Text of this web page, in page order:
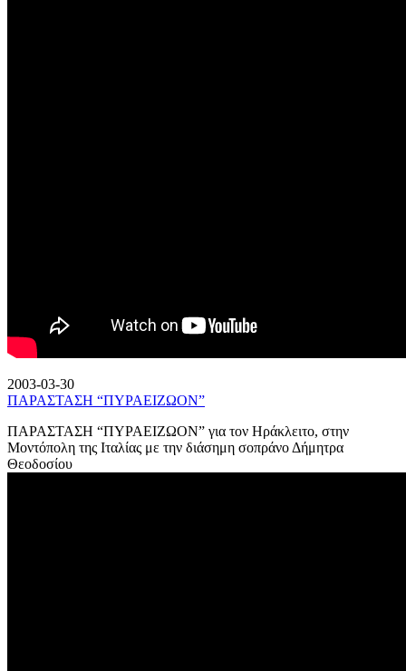
2003-03-30
ΠΑΡΑΣΤΑΣΗ “ΠΥΡΑΕΙΖΩΟΝ”
ΠΑΡΑΣΤΑΣΗ “ΠΥΡΑΕΙΖΩΟΝ” για τον Ηράκλειτο, στην
Μοντόπολη της Ιταλίας με την διάσημη σοπράνο Δήμητρα
Θεοδοσίου